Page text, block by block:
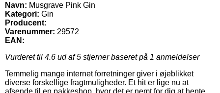
Navn: Musgrave Pink Gin
Kategori: Gin
Producent:
Varenummer: 29572
EAN:
Vurderet til 4.6 ud af 5 stjerner baseret på 1 anmeldelser
Temmelig mange internet forretninger giver i øjeblikket
diverse forskellige fragtmuligheder. Et hit er lige nu at
afsende til en pakkeshop, hvor det er nemt for dig at hente